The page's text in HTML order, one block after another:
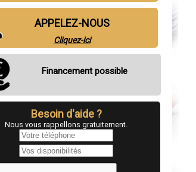
APPELEZ-NOUS
Cliquez-ici
Financement possible
Besoin d'aide ?
Nous vous rappellons gratuitement.